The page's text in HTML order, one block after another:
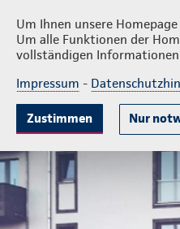
Um Ihnen unsere
Um alle Funktionen der
vollständigen
Impressum -
Zustimmen Nur
Jörg-Harald
Geschäftsstelle Jörg-